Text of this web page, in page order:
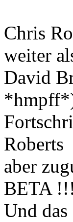
Chris
weiter
David
Roberts
aber
BETA !!!
Und